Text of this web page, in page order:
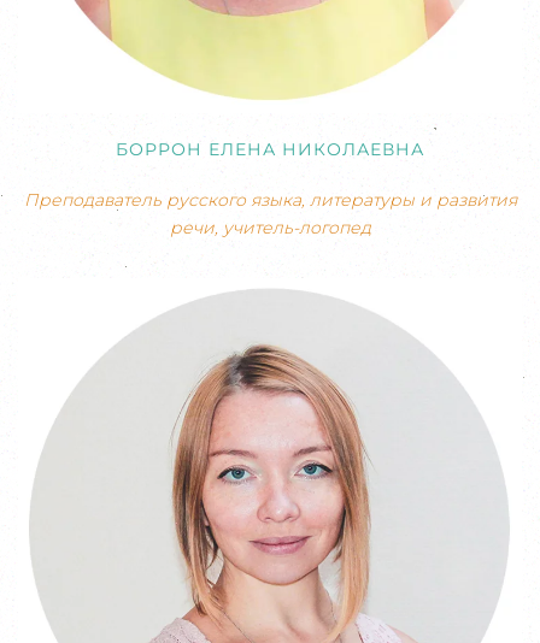
БОРРОН ЕЛЕНА НИКОЛАЕВНА
Преподаватель русского языка, литературы и развития
речи, учитель-логопед